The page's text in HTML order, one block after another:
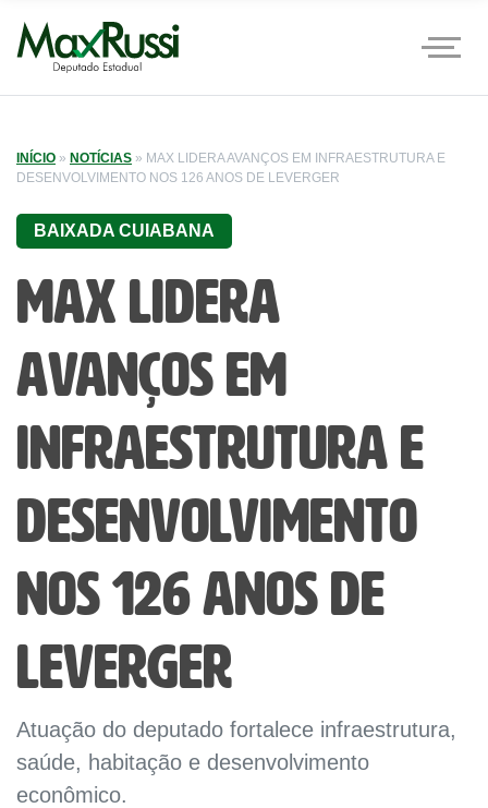
INÍCIO » NOTÍCIAS » MAX LIDERA AVANÇOS EM INFRAESTRUTURA E
DESENVOLVIMENTO NOS 126 ANOS DE LEVERGER
BAIXADA CUIABANA
Max lidera
avanços em
infraestrutura e
desenvolvimento
nos 126 anos de
Leverger
Atuação do deputado fortalece infraestrutura,
saúde, habitação e desenvolvimento
econômico.